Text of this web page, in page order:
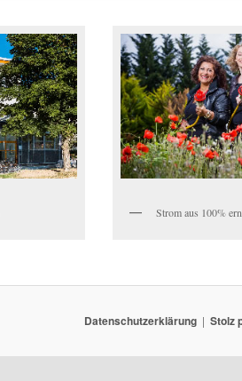
Strom aus 100%
Datenschutzerklärung Stolz